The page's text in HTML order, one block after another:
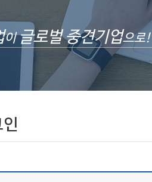
이글로벌 중견기업으로!